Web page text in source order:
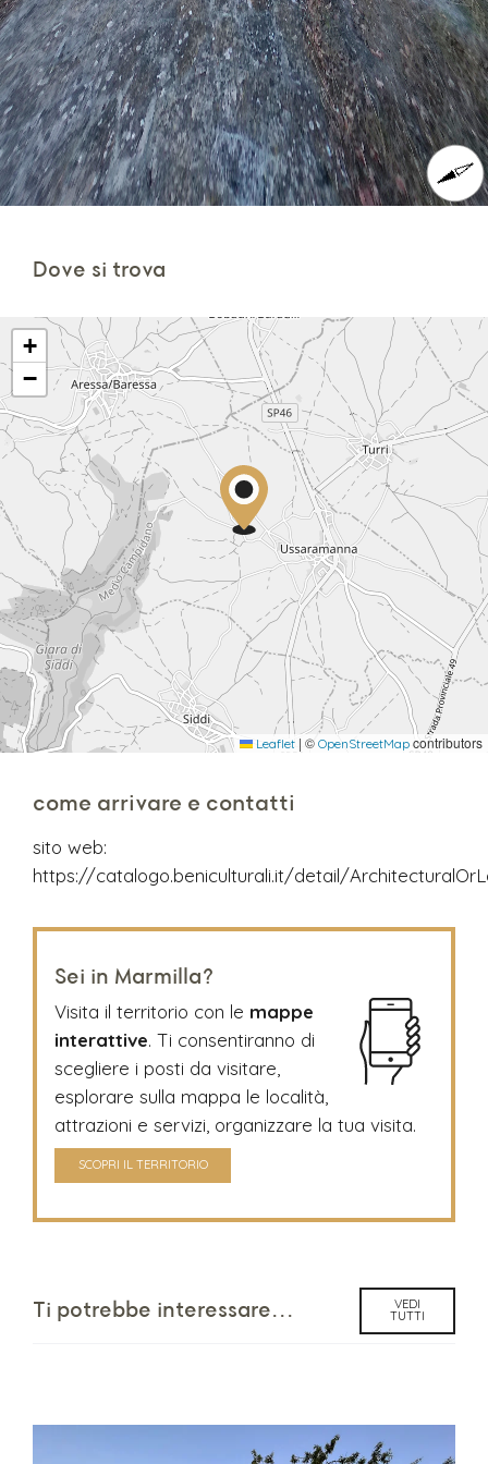
Dove si trova
+
−
Leaflet | © OpenStreetMap contributors
come arrivare e contatti
sito web:
https://catalogo.beniculturali.it/detail/
Sei in Marmilla?
Visita il territorio con le mappe
interattive. Ti consentiranno di
scegliere i posti da visitare,
esplorare sulla mappa le località,
attrazioni e servizi, organizzare la tua visita.
SCOPRI IL TERRITORIO
Ti potrebbe interessare... VEDI
TUTTI